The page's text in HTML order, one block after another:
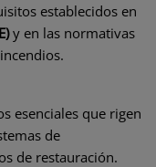
establecidos en
y en las normativas
esenciales que rigen
de
de restauración.